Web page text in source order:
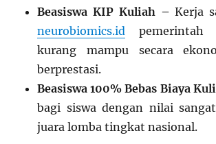
Beasiswa KIP Kuliah – Kerja
neurobiomics.id pemerintah
kurang mampu secara
berprestasi.
Beasiswa 100% Bebas Biaya
bagi siswa dengan nilai
juara lomba tingkat nasional.